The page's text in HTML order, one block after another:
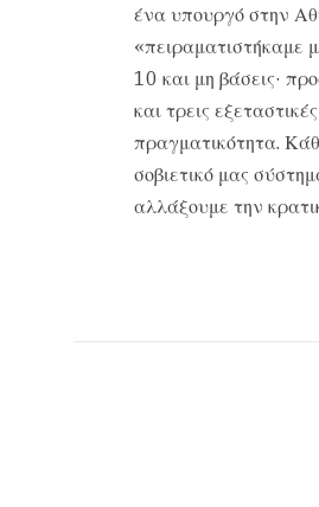
ένα υπουργό στην
«πειραματιστήκαμε
10 και μη βάσεις·
και τρεις
πραγματικότητα.
σοβιετικό μας
αλλάξουμε την